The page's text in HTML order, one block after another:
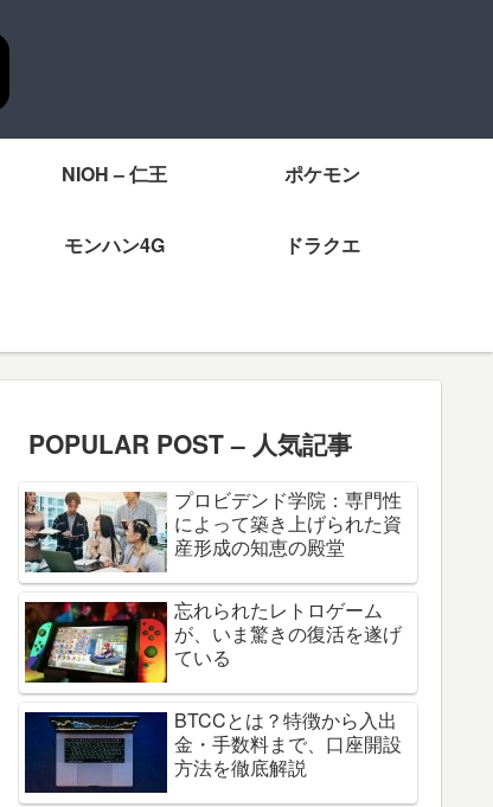
NIOH – 仁王 ポケモン
モンハン4G ドラクエ
POPULAR POST – 人気記事
プロビデンド学院：専門性
によって築き上げられた資
産形成の知恵の殿堂
忘れられたレトロゲーム
が、いま驚きの復活を遂げ
ている
BTCCとは？特徴から入出
金・手数料まで、口座開設
方法を徹底解説